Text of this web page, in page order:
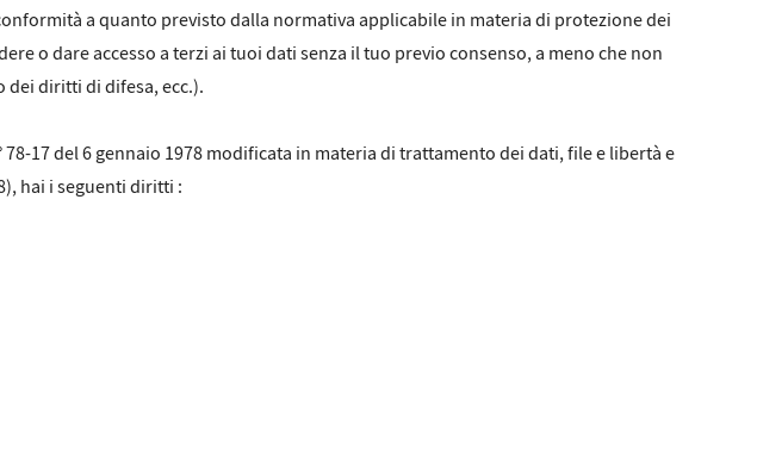
a quanto previsto dalla normativa applicabile in materia di protezione dei
o dare accesso a terzi ai tuoi dati senza il tuo previo consenso, a meno che non
diritti di difesa, ecc.).
17 del 6 gennaio 1978 modificata in materia di trattamento dei dati, file e libertà e
hai i seguenti diritti :